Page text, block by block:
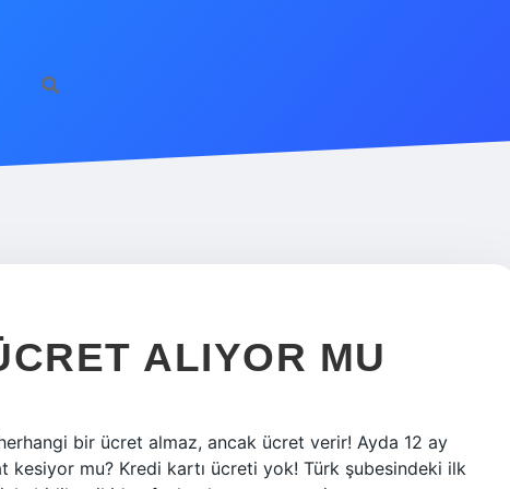
ALIYOR MU
bir ücret almaz, ancak ücret verir! Ayda 12 ay
kesiyor mu? Kredi kartı ücreti yok! Türk şubesindeki ilk